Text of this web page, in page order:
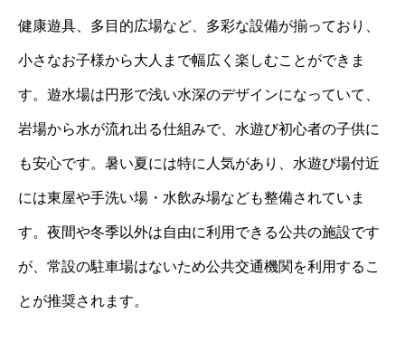
健康遊具、多目的広場など、多彩な設備が揃っており、
小さなお子様から大人まで幅広く楽しむことができま
す。遊水場は円形で浅い水深のデザインになっていて、
岩場から水が流れ出る仕組みで、水遊び初心者の子供に
も安心です。暑い夏には特に人気があり、水遊び場付近
には東屋や手洗い場・水飲み場なども整備されていま
す。夜間や冬季以外は自由に利用できる公共の施設です
が、常設の駐車場はないため公共交通機関を利用するこ
とが推奨されます。